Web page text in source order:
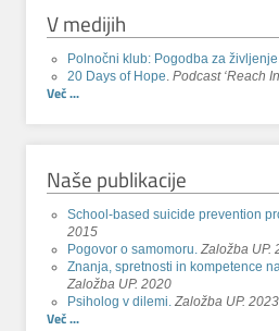
V medijih
Polnočni klub: Pogodba za življenje
20 Days of Hope. Podcast ‘Reach
Več ...
Naše publikacije
School-based suicide prevention
2015
Pogovor o samomoru.Založba UP.
Znanja, spretnosti in kompetence
Založba UP. 2020
Psiholog v dilemi. Založba UP. 2023
Več ...